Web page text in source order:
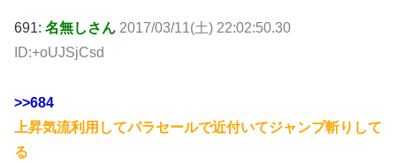
691: 名無しさん 2017/03/11(土) 22:02:50.30
ID:+oUJSjCsd
>>684
上昇気流利用してパラセールで近付いてジャンプ斬りして
る